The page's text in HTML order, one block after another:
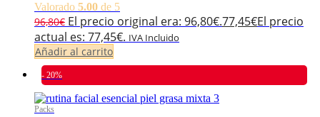
Valorado 5.00 de 5
96,80€ El precio original era: 96,80€.77,45€El precio
actual es: 77,45€. IVA Incluido
Añadir al carrito
- 20%
Packs